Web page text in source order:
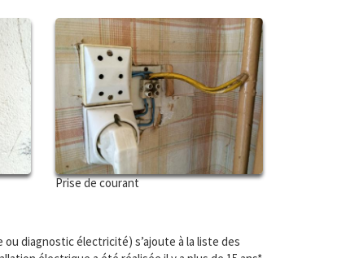
Prise de courant
diagnostic électricité) s’ajoute à la liste des